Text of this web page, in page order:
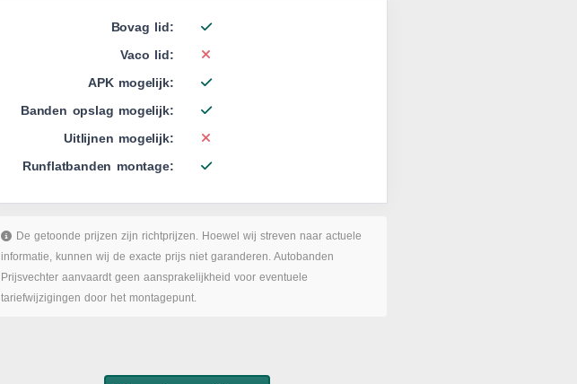
Bovag lid:
Vaco lid:
APK mogelijk:
Banden opslag mogelijk:
Uitlijnen mogelijk:
Runflatbanden montage:
De getoonde prijzen zijn richtprijzen. Hoewel wij streven naar actuele
informatie, kunnen wij de exacte prijs niet garanderen. Autobanden
Prijsvechter aanvaardt geen aansprakelijkheid voor eventuele
tariefwijzigingen door het montagepunt.